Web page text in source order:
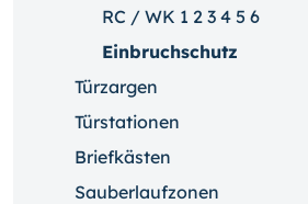
RC / WK 1 2 3 4 5 6
Einbruchschutz
Türzargen
Türstationen
Briefkästen
Sauberlaufzonen